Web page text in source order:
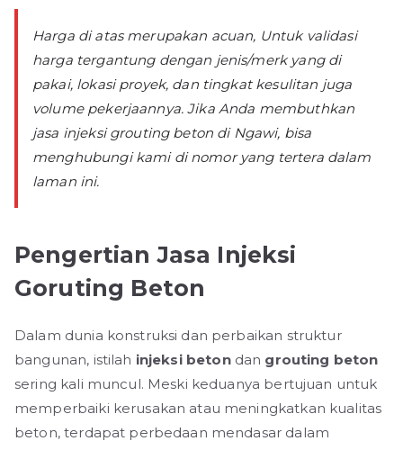
Harga di atas merupakan acuan, Untuk validasi
harga tergantung dengan jenis/merk yang di
pakai, lokasi proyek, dan tingkat kesulitan juga
volume pekerjaannya. Jika Anda membuthkan
jasa injeksi grouting beton di Ngawi, bisa
menghubungi kami di nomor yang tertera dalam
laman ini.
Pengertian Jasa Injeksi
Goruting Beton
Dalam dunia konstruksi dan perbaikan struktur
bangunan, istilah injeksi betondan grouting beton
sering kali muncul. Meski keduanya bertujuan untuk
memperbaiki kerusakan atau meningkatkan kualitas
beton, terdapat perbedaan mendasar dalam